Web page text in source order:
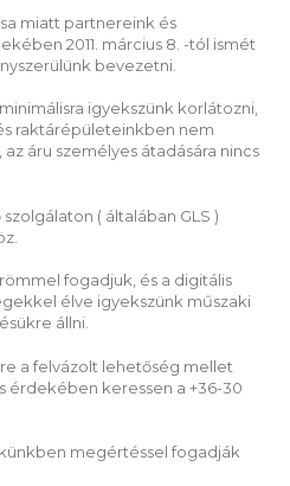
miatt partnereink és
2011. március 8. -tól ismét
bevezetni.
igyekszünk korlátozni,
raktárépületeinkben nem
áru személyes átadására nincs
( általában GLS )
fogadjuk, és a digitális
élve igyekszünk műszaki
állni.
a felvázolt lehetőség mellet
érdekében keressen a +36-30
megértéssel fogadják